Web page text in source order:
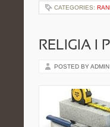
CATEGORIES:
RELIGIA I
POSTED BY ADMIN